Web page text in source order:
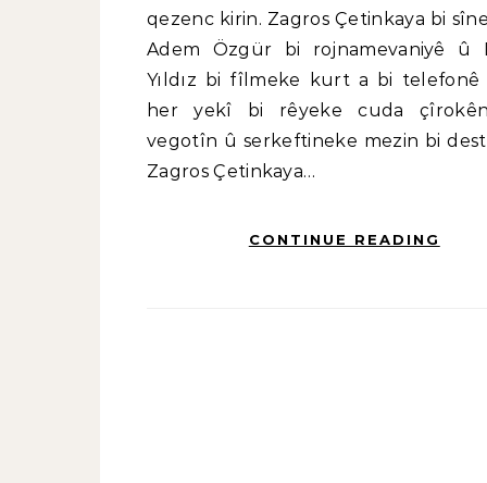
qezenc kirin. Zagros Çetinkaya bi
Adem Özgür bi rojnamevaniyê û
Yıldız bi fîlmeke kurt a bi telefonê
her yekî bi rêyeke cuda
vegotîn û serkeftineke mezin bi dest
Zagros Çetinkaya…
CONTINUE READING